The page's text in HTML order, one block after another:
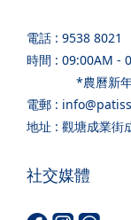
電話 : 9538 8021
時間 : 09:00AM -
*農曆新年
電郵 :
地址 : 觀塘成業街
社交媒體